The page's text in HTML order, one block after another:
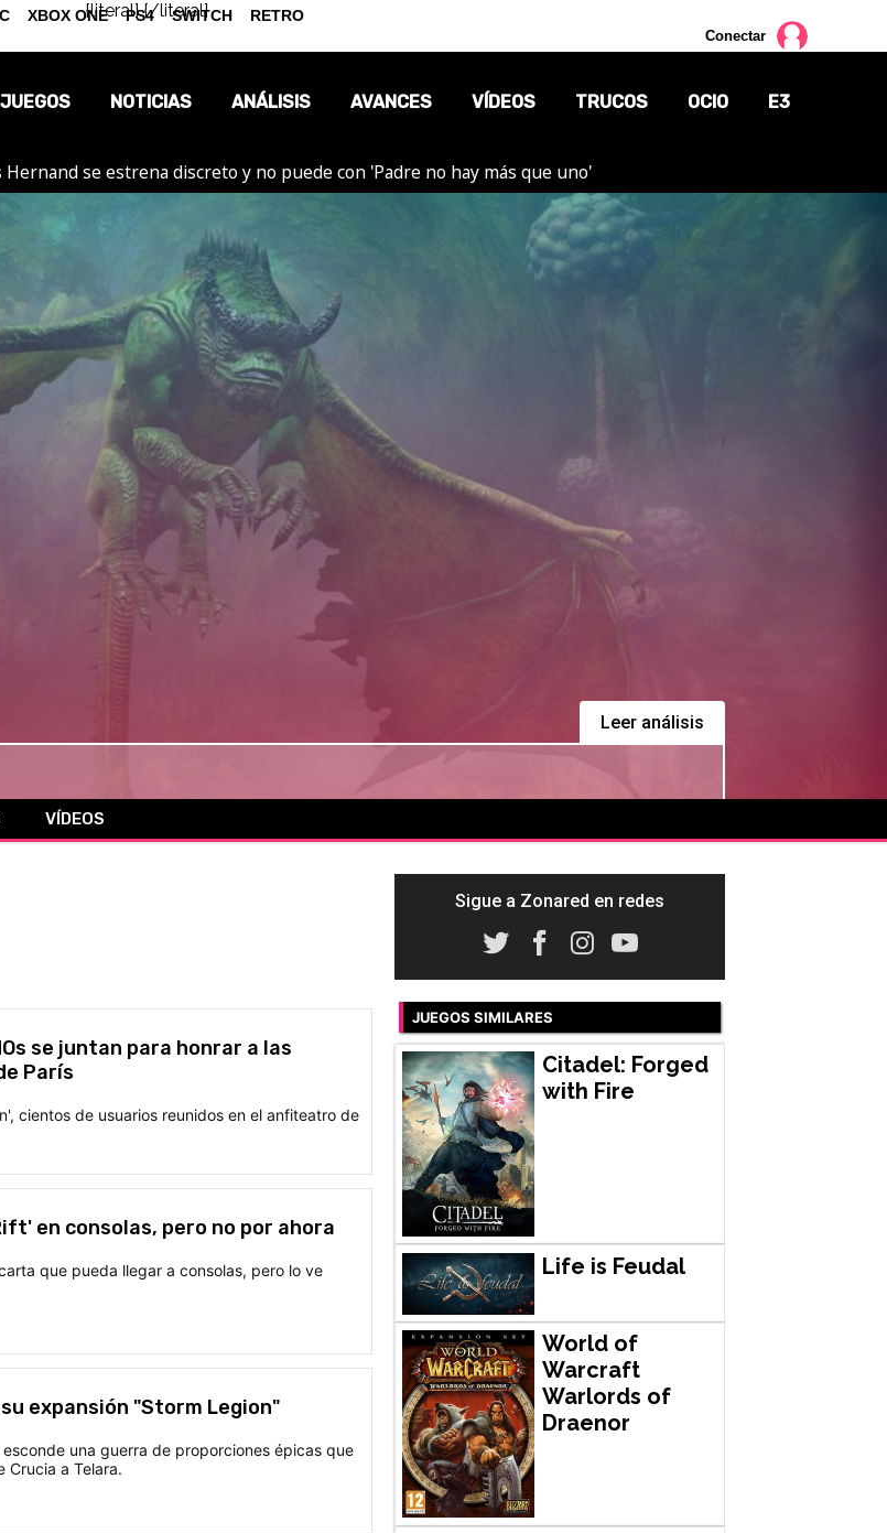
{literal}{/literal}
Conectar
JUEGOS NOTICIAS
OPINIÓN
REPORTAJES
ANÁLISIS AVANCES VÍDEOS TRUCOS OCIO
TV
E3
se estrena discreto y no puede con 'Padre no hay más que uno'
Leer análisis
VÍDEOS
se juntan para honrar a las
París
cientos de usuarios reunidos en el anfiteatro de
en consolas, pero no por ahora
que pueda llegar a consolas, pero lo ve
expansión "Storm Legion"
una guerra de proporciones épicas que
Crucia a Telara.
Sigue a Zonared en redes
JUEGOS SIMILARES
Citadel: Forged
with Fire
Life is Feudal
World of
Warcraft
Warlords of
Draenor
XBOX ONE PS4 SWITCH RETRO